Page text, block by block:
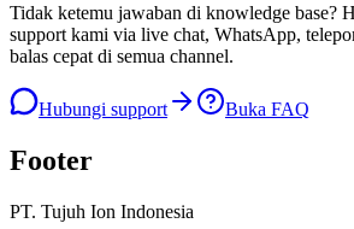
Tidak ketemu jawaban di knowledge base?
support kami via live chat, WhatsApp,
balas cepat di semua channel.
Hubungi support Buka FAQ
Footer
PT. Tujuh Ion Indonesia